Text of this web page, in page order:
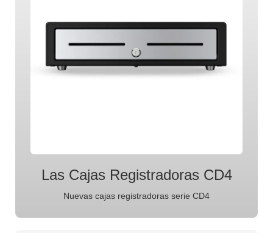
Las Cajas Registradoras CD4
Nuevas cajas registradoras serie CD4